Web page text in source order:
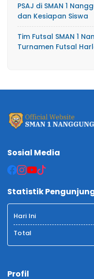
PSAJ di SMAN 1
dan Kesiapan Siswa
Tim Futsal SMAN 1
Turnamen Futsal
Sosial Media
Statistik
Hari Ini
Total
Profil